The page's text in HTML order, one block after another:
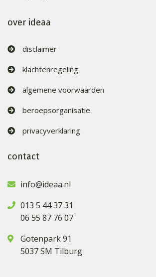
over ideaa
disclaimer
klachtenregeling
algemene voorwaarden
beroepsorganisatie
privacyverklaring
contact
info@ideaa.nl
013 5 44 37 31
06 55 87 76 07
Gotenpark 91
5037 SM Tilburg